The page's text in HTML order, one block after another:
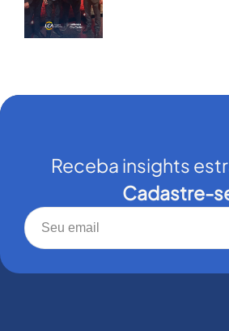
Receba insights
Cadastre-